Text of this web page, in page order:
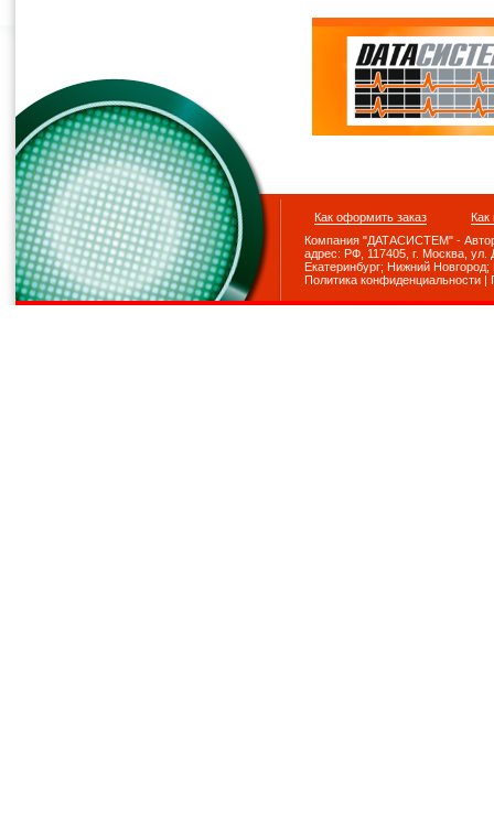
Как оформить заказ
Как
Компания "ДАТАСИСТЕМ" -
адрес: РФ, 117405, г. Москва, ул.
Екатеринбург; Нижний Новгород;
Политика конфиденциальности |